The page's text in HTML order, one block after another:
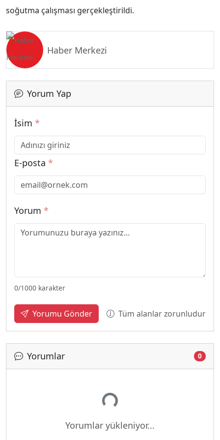
soğutma çalışması gerçekleştirildi.
Haber Merkezi
Yorum Yap
İsim *
E-posta *
Yorum *
0/1000 karakter
Yorumu Gönder Tüm alanlar zorunludur
Yorumlar 0
Yükleniyor...
Yorumlar yükleniyor...